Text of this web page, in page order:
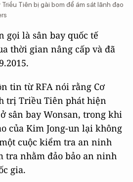
Tiên bị gài bom để ám sát lãnh đạo
gọi là sân bay quốc tế
thời gian nâng cấp và đã
tin từ RFA nói rằng Cơ
trị Triều Tiên phát hiện
sân bay Wonsan, trong khi
của Kim Jong-un lại không
cuộc kiểm tra an ninh
tra nhằm đảo bảo an ninh
gia.